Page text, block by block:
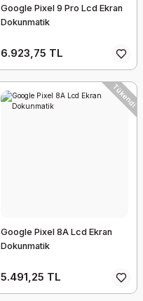
Google Pixel 9 Pro Lcd Ekran
Dokunmatik
6.923,75 TL
Tükendi
Google Pixel 8A Lcd Ekran
Dokunmatik
5.491,25 TL